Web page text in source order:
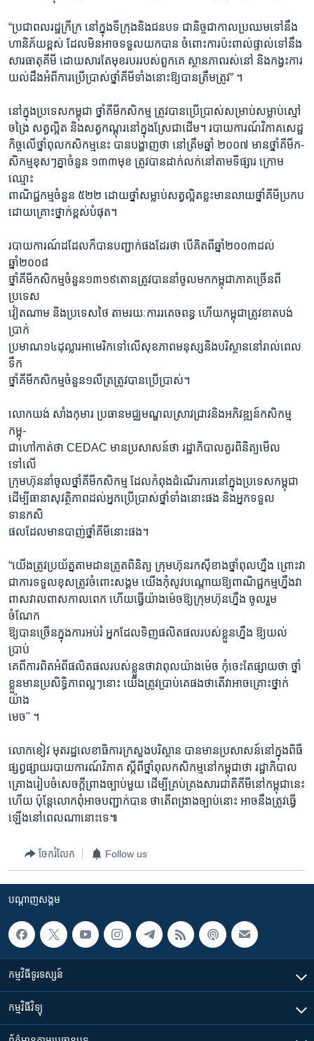
“ប្រជាពលរដ្ឋក្រីក្រ នៅក្នុងទីក្រុងនិងជនបទ ជានិច្ចជាកាលប្រឈមទៅនឹង
ហានិភ័យខ្ពស់ ដែលមិនអាចទទួលយកបាន ចំពោះការប៉ះពាល់ផ្ទាល់ទៅនឹង
សារធាតុគីមី ដោយសារតែមុខរបររបស់ពួកគេ ស្ថានភាពរស់នៅ និងកង្វះការ
យល់ដឹងអំពីការប្រើប្រាស់ថ្នាំគីមីទាំងនោះឱ្យបានត្រឹមត្រូវ” ។
នៅក្នុងប្រទេសកម្ពុជា ថ្នាំគីមីកសិកម្ម ត្រូវបានប្រើប្រាស់សម្រាប់សម្លាប់ស្មៅ
ចង្រៃ សត្វល្អិត និងសត្វកណ្តុរនៅក្នុងស្រែជាដើម។ របាយការណ៍វិភាគសេដ្ឋ
កិច្ចលើថ្នាំពុលកសិកម្មនេះ បានបង្ហាញថា នៅត្រឹមឆ្នាំ ២០០៧ មានថ្នាំគីមីក-
សិកម្មខុសៗគ្នាចំនួន ១៣៣មុខ ត្រូវបានដាក់លក់នៅតាមទីផ្សារ ក្រោម
ឈ្មោះ
ពាណិជ្ជកម្មចំនួន ៥២២ ដោយថ្នាំសម្លាប់សត្វល្អិតខ្លះមានលាយថ្នាំគីមីប្រកប
ដោយគ្រោះថ្នាក់ខ្ពស់បំផុត។
របាយការណ៍ដដែលក៏បានបញ្ជាក់ផងដែរថា បើគិតពីឆ្នាំ២០០៣ដល់
ឆ្នាំ២០០៨
ថ្នាំគីមីកសិកម្មចំនួន១៣១៩តោនត្រូវបាននាំចូលមកកម្ពុជាភាគច្រើនពី
ប្រទេស
វៀតណាម និងប្រទេសថៃ តាមរយៈការរគេចពន្ធ ហើយកម្ពុជាត្រូវខាតបង់
ប្រាក់
ប្រមាណ១៤ដុល្លារអាមេរិកទៅលើសុខភាពមនុស្សនិងបរិស្ថាននៅរាល់ពេល
ទឹក
ថ្នាំគីមីកសិកម្មចំនួន១លីត្រត្រូវបានប្រើប្រាស់។
លោកយង់ សាំងកុមារ ប្រធានមជ្ឈមណ្ឌលស្រាវជ្រាវនិងអភិវឌ្ឍន៍កសិកម្ម
កម្ពុ-
ជាហៅកាត់ថា CEDAC មានប្រសាសន៍ថា រដ្ឋាភិបាលគួរពិនិត្យមើល
ទៅលើ
ក្រុមហ៊ុននាំចូលថ្នាំគីមីកសិកម្ម ដែលកំពុងដំណើរការនៅក្នុងប្រទេសកម្ពុជា
ដើម្បីធានាសុវត្ថិភាពដល់អ្នកប្រើប្រាស់ថ្នាំទាំងនោះផង និងអ្នកទទួល
ទានកសិ
ផលដែលមានបាញ់ថ្នាំគីមីនោះផង។
“យើងត្រូវប្រយ័ត្នតាមដានត្រូតពិនិត្យ ក្រុមហ៊ុនរកស៊ីខាងថ្នាំពុលហ្នឹង ព្រោះវា
ជាការទទួលខុសត្រូវចំពោះសង្គម យើងកុំសូវបណ្តោយឱ្យពាណិជ្ជកម្មហ្នឹងវា
ពាសវាលពាសកាលពេក ហើយធ្វើយ៉ាងម៉េចឱ្យក្រុមហ៊ុនហ្នឹង ចូលរួម
ចំណែក
ឱ្យបានច្រើនក្នុងការអប់រំ អ្នកដែលទិញផលិតផលរបស់ខ្លួនហ្នឹង ឱ្យយល់
ប្រាប់
គេពីការពិតអំពីផលិតផលរបស់ខ្លួនថាវាពុលយ៉ាងម៉េច កុំចេះតែផ្សាយថា ថ្នាំ
ខ្លួនមានប្រសិទ្ធិភាពល្អៗនោះ យើងត្រូវប្រាប់គេផងថាតើវាអាចគ្រោះថ្នាក់
យ៉ាង
មេច" ។
លោកខៀវ មុតរដ្ឋលេខាធិការក្រសួងបរិស្ថាន បានមានប្រសាសន៍នៅក្នុងពិធី
ផ្សព្វផ្សាយរបាយការណ៍វិភាគ ស្តីពីថ្នាំពុលកសិកម្មនៅកម្ពុជាថា រដ្ឋាភិបាល
គ្រោងរៀបចំសេចក្តីព្រាងច្បាប់មួយ ដើម្បីគ្រប់គ្រងសារជាតិគីមីនៅកម្ពុជានេះ
ហើយ ប៉ុន្តែលោកពុំអាចបញ្ជាក់បាន ថាតើពង្រាងច្បាប់នោះ អាចនឹងត្រូវធ្វើ
ឡើងនៅពេលណានោះទេ៕
ចែករំលែក Follow us
បណ្តាញ​សង្គម
កម្មវិធី​ទូរទស្សន៍
កម្មវិធី​វិទ្យុ